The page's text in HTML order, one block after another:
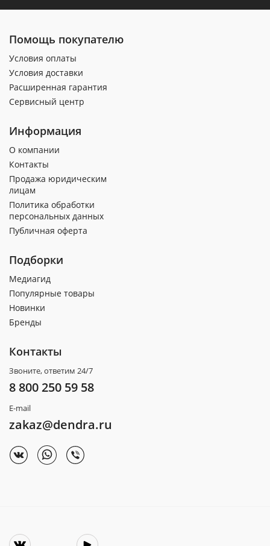
Помощь покупателю
Условия оплаты
Условия доставки
Расширенная гарантия
Сервисный центр
Информация
О компании
Контакты
Продажа юридическим
лицам
Политика обработки
персональных данных
Публичная оферта
Подборки
Медиагид
Популярные товары
Новинки
Бренды
Контакты
Звоните, ответим 24/7
8 800 250 59 58
E-mail
zakaz@dendra.ru